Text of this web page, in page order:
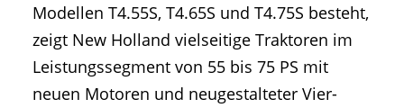
• Messen und Veranstaltungen
• Mitteilung der Redaktion
• Agritechnica Neuheiten Archiv
• Artikel nach Hersteller/Marke
Modellen T4.55S, T4.65S und T4.75S besteht,
zeigt New Holland vielseitige Traktoren im
Leistungssegment von 55 bis 75 PS mit
neuen Motoren und neugestalteter Vier-